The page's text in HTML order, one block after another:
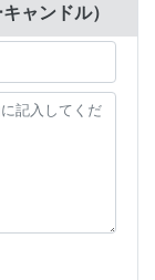
ャンドル）